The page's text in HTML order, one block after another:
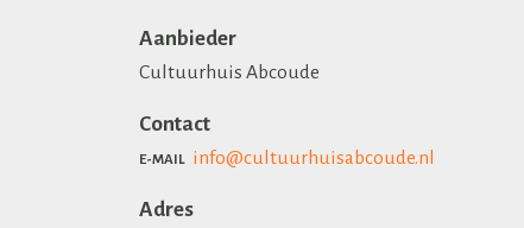
Aanbieder
Cultuurhuis Abcoude
Contact
E-MAIL info@cultuurhuisabcoude.nl
Adres